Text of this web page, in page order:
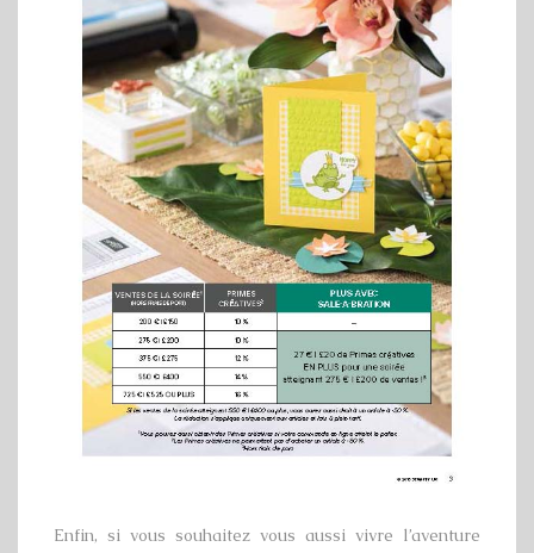
Enfin, si vous souhaitez vous aussi vivre l’aventure